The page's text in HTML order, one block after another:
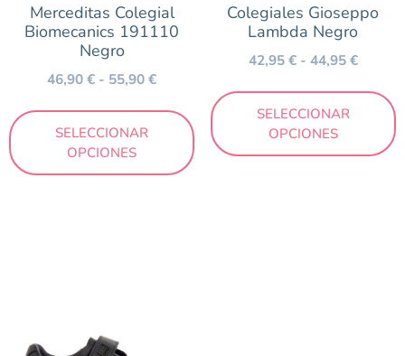
Merceditas Colegial
Biomecanics 191110
Negro
46,90€ - 55,90€
SELECCIONAR
OPCIONES
Colegiales Gioseppo
Lambda Negro
42,95€ - 44,95€
SELECCIONAR
OPCIONES